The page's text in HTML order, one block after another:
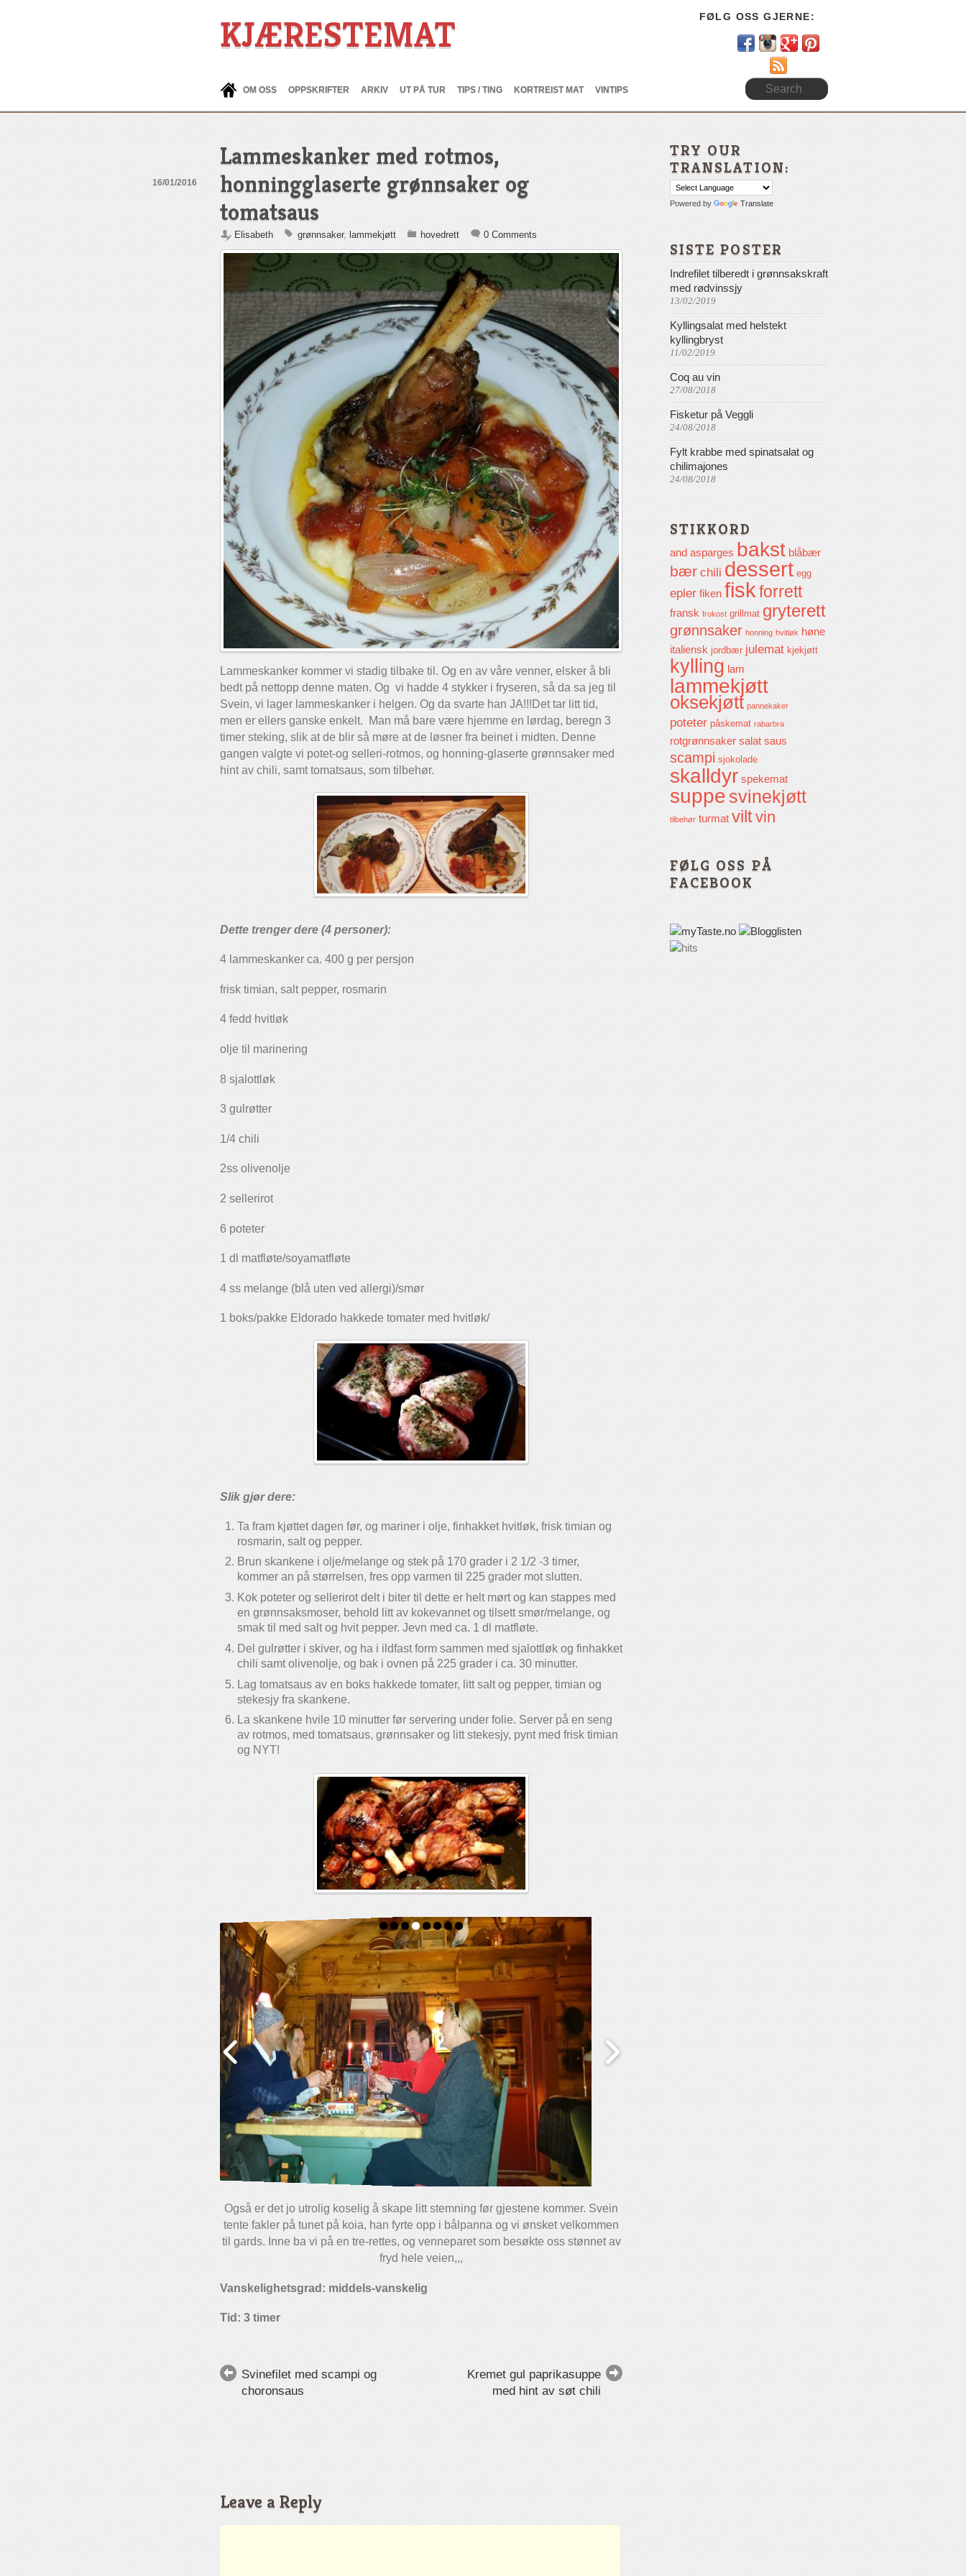
KJÆRESTEMAT FØLG OSS GJERNE:
OM OSS OPPSKRIFTER ARKIV UT PÅ TUR TIPS / TING KORTREIST MAT VINTIPS
16/01/2016
Lammeskanker med rotmos,
honningglaserte grønnsaker og
tomatsaus
Elisabeth grønnsaker, lammekjøtt hovedrett 0 Comments
Lammeskanker kommer vi stadig tilbake til. Og en av våre venner, elsker å bli
bedt på nettopp denne maten. Og vi hadde 4 stykker i fryseren, så da sa jeg til
Svein, vi lager lammeskanker i helgen. Og da svarte han JA!!!Det tar litt tid,
men er ellers ganske enkelt. Man må bare være hjemme en lørdag, beregn 3
timer steking, slik at de blir så møre at de løsner fra beinet i midten. Denne
gangen valgte vi potet-og selleri-rotmos, og honning-glaserte grønnsaker med
hint av chili, samt tomatsaus, som tilbehør.
Dette trenger dere (4 personer):
4 lammeskanker ca. 400 g per persjon
frisk timian, salt pepper, rosmarin
4 fedd hvitløk
olje til marinering
8 sjalottløk
3 gulrøtter
1/4 chili
2ss olivenolje
2 sellerirot
6 poteter
1 dl matfløte/soyamatfløte
4 ss melange (blå uten ved allergi)/smør
1 boks/pakke Eldorado hakkede tomater med hvitløk/
Slik gjør dere:
Ta fram kjøttet dagen før, og mariner i olje, finhakket hvitløk, frisk timian og
rosmarin, salt og pepper.
Brun skankene i olje/melange og stek på 170 grader i 2 1/2 -3 timer,
kommer an på størrelsen, fres opp varmen til 225 grader mot slutten.
Kok poteter og sellerirot delt i biter til dette er helt mørt og kan stappes med
en grønnsaksmoser, behold litt av kokevannet og tilsett smør/melange, og
smak til med salt og hvit pepper. Jevn med ca. 1 dl matfløte.
Del gulrøtter i skiver, og ha i ildfast form sammen med sjalottløk og finhakket
chili samt olivenolje, og bak i ovnen på 225 grader i ca. 30 minutter.
Lag tomatsaus av en boks hakkede tomater, litt salt og pepper, timian og
stekesjy fra skankene.
La skankene hvile 10 minutter før servering under folie. Server på en seng
av rotmos, med tomatsaus, grønnsaker og litt stekesjy, pynt med frisk timian
og NYT!
Også er det jo utrolig koselig å skape litt stemning før gjestene kommer. Svein
tente fakler på tunet på koia, han fyrte opp i bålpanna og vi ønsket velkommen
til gards. Inne ba vi på en tre-rettes, og venneparet som besøkte oss stønnet av
fryd hele veien,,,
Vanskelighetsgrad: middels-vanskelig
Tid: 3 timer
Svinefilet med scampi og
choronsaus
Kremet gul paprikasuppe
med hint av søt chili
Leave a Reply
TRY OUR
TRANSLATION:
Powered by Translate
SISTE POSTER
Indrefilet tilberedt i grønnsakskraft
med rødvinssjy
13/02/2019
Kyllingsalat med helstekt
kyllingbryst
11/02/2019
Coq au vin
27/08/2018
Fisketur på Veggli
24/08/2018
Fylt krabbe med spinatsalat og
chilimajones
24/08/2018
STIKKORD
and asparges bakst blåbær
bær chili dessert egg
epler fiken fiskforrett
fransk frokost grillmat gryterett
grønnsaker honning hvitløk høne
italiensk jordbær julemat kjekjøtt
kylling lam
lammekjøtt
oksekjøtt pannekaker
poteter påskemat rabarbra
rotgrønnsaker salat saus
scampi sjokolade
skalldyr spekemat
suppe svinekjøtt
tilbehør turmat viltvin
FØLG OSS PÅ
FACEBOOK